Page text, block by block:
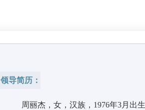
领导简历：
周丽杰，女，汉族，1976年3月出